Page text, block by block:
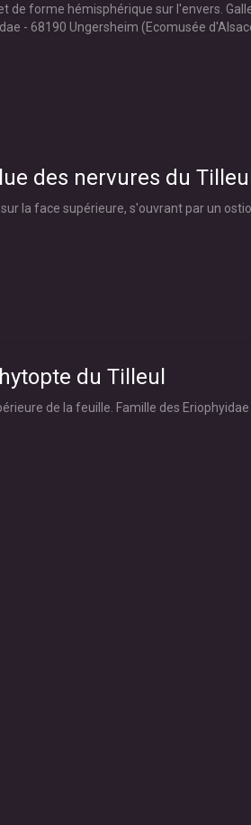
forme hémisphérique sur l'envers.
- 68190 Ungersheim (Ecomusée
des nervures du
la face supérieure, s'ouvrant par un
du Tilleul
de la feuille. Famille des